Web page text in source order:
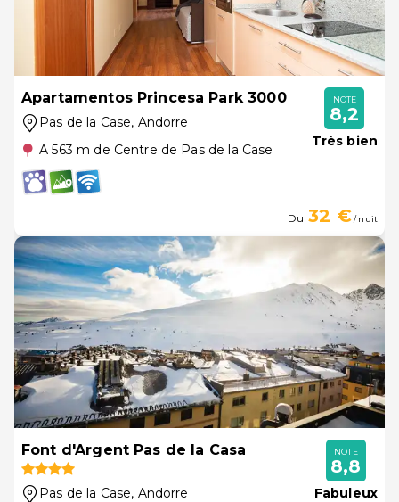
Apartamentos Princesa Park 3000
Pas de la Case, Andorre
A 563 m de Centre de Pas de la Case
NOTE
8,2
Très bien
Du 32 €/ nuit
Font d'Argent Pas de la Casa
Pas de la Case, Andorre
NOTE
8,8
Fabuleux